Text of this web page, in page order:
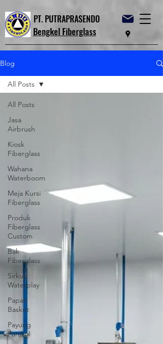
PT. PUTRAPRASENDO
Bengkel Fiberglass
Blog
All Posts
Jasa
Airbrush
Kiosk
Fiberglass
Wahana
Waterboom
Meja Kursi
Fiberglass
Produk
Fiberglass
Custom
Bak
Fiberglass
Sirkus
Waterplay
Papan
Basket
Payung
Parasol
All Posts